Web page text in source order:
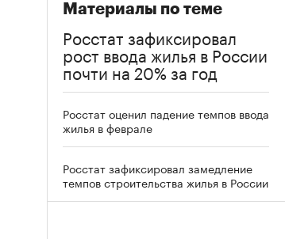
Материалы по теме
Росстат зафиксировал
рост ввода жилья в России
почти на 20% за год
Росстат оценил падение темпов ввода
жилья в феврале
Росстат зафиксировал замедление
темпов строительства жилья в России